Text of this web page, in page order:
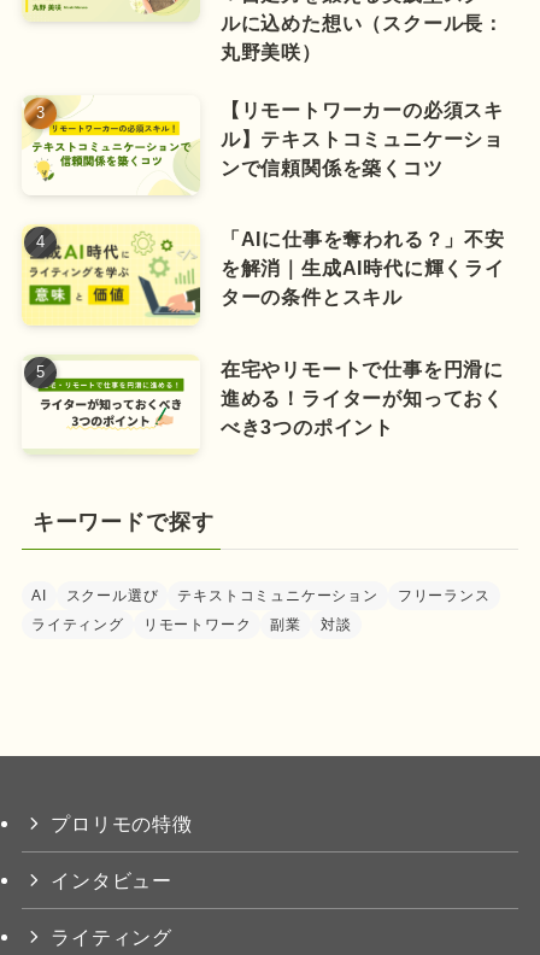
ルに込めた想い（スクール長：
丸野美咲）
【リモートワーカーの必須スキ
ル】テキストコミュニケーショ
ンで信頼関係を築くコツ
「AIに仕事を奪われる？」不安
を解消｜生成AI時代に輝くライ
ターの条件とスキル
在宅やリモートで仕事を円滑に
進める！ライターが知っておく
べき3つのポイント
キーワードで探す
AI スクール選び テキストコミュニケーション
フリーランス
ライティング
リモートワーク 副業 対談
プロリモの特徴
インタビュー
ライティング